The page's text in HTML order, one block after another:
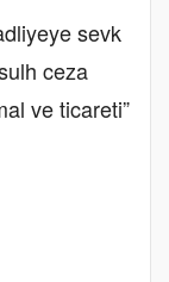
sevk
ceza
ve ticareti”